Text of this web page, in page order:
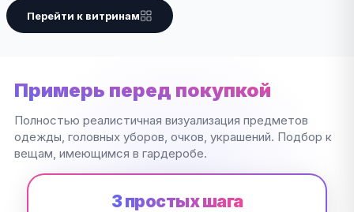
Перейти к витринам
Примерь перед покупкой
Полностью реалистичная визуализация предметов
одежды, головных уборов, очков, украшений. Подбор к
вещам, имеющимся в гардеробе.
3 простых шага